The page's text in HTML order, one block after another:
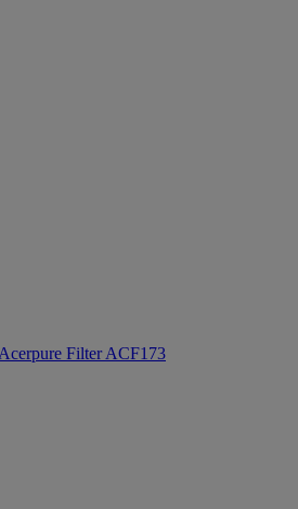
Acerpure Filter ACF173